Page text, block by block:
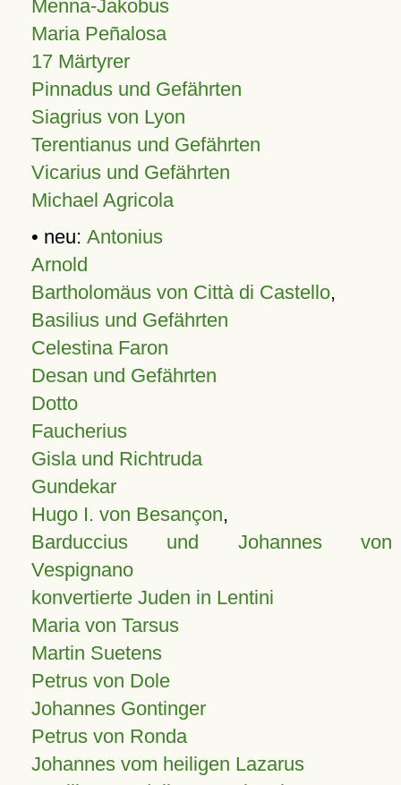
Menna-Jakobus
Maria Peñalosa
17 Märtyrer
Pinnadus und Gefährten
Siagrius von Lyon
Terentianus und Gefährten
Vicarius und Gefährten
Michael Agricola
• neu: Antonius
Arnold
Bartholomäus von Città di Castello,
Basilius und Gefährten
Celestina Faron
Desan und Gefährten
Dotto
Faucherius
Gisla und Richtruda
Gundekar
Hugo I. von Besançon,
Barduccius und Johannes von
Vespignano
konvertierte Juden in Lentini
Maria von Tarsus
Martin Suetens
Petrus von Dole
Johannes Gontinger
Petrus von Ronda
Johannes vom heiligen Lazarus